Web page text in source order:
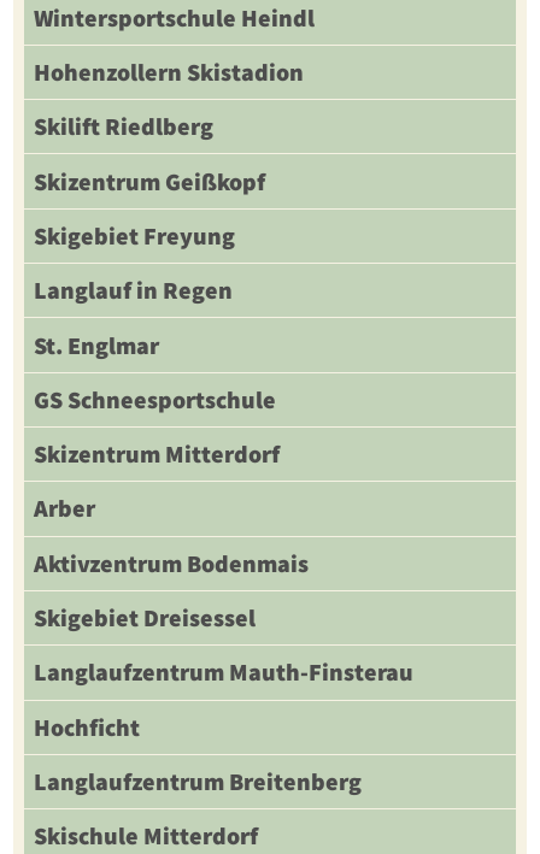
Wintersportschule Heindl
Hohenzollern Skistadion
Skilift Riedlberg
Skizentrum Geißkopf
Skigebiet Freyung
Langlauf in Regen
St. Englmar
GS Schneesportschule
Skizentrum Mitterdorf
Arber
Aktivzentrum Bodenmais
Skigebiet Dreisessel
Langlaufzentrum Mauth-Finsterau
Hochficht
Langlaufzentrum Breitenberg
Skischule Mitterdorf